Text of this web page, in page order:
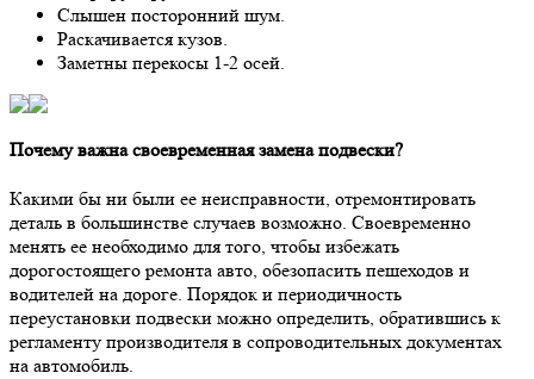
Слышен посторонний шум.
Раскачивается кузов.
Заметны перекосы 1-2 осей.
Почему важна своевременная замена подвески?
Какими бы ни были ее неисправности, отремонтировать
деталь в большинстве случаев возможно. Своевременно
менять ее необходимо для того, чтобы избежать
дорогостоящего ремонта авто, обезопасить пешеходов и
водителей на дороге. Порядок и периодичность
переустановки подвески можно определить, обратившись к
регламенту производителя в сопроводительных документах
на автомобиль.